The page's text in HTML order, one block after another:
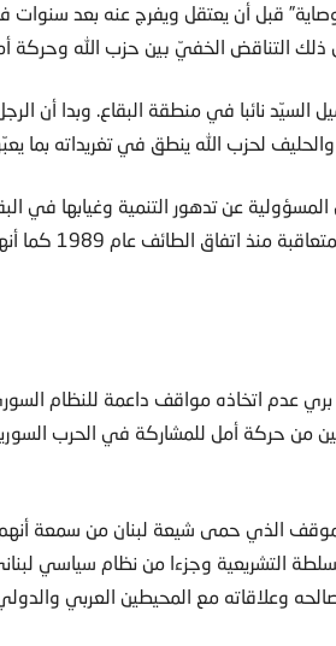
قبل أن يعتقل ويفرج عنه بعد
ذلك التناقض الخفيّ بين حزب الله وحركة
السيّد نائبا في منطقة البقاع. وبدا أن
لحزب الله ينطق في تغريداته بما
عن تدهور التنمية وغيابها في
كانت جزءا من
عدم اتخاذه مواقف داعمة للنظام
من حركة أمل للمشاركة في الحرب
الذي حمى شيعة لبنان من سمعة
التشريعية وجزءا من نظام سياسي
وعلاقاته مع المحيطين العربي